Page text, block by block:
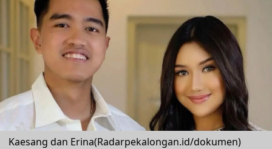
Kaesang dan Erina(Radarpekalongan.id/dokumen)